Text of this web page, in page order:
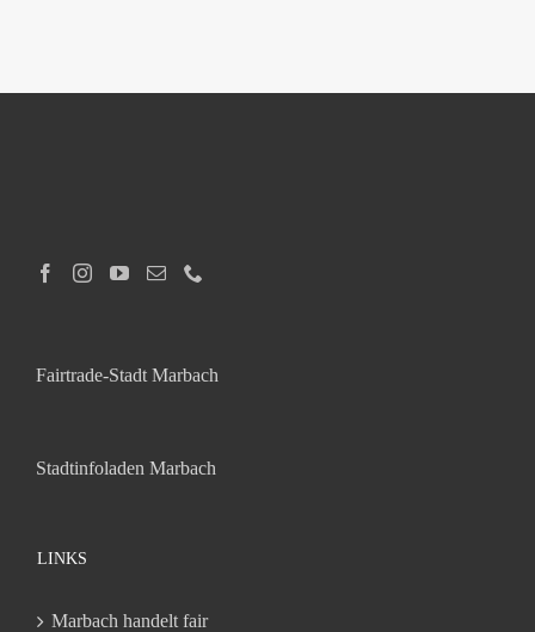
Fairtrade-Stadt Marbach
Stadtinfoladen Marbach
LINKS
Marbach handelt fair